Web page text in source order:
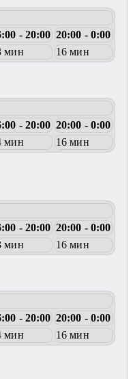
- 20:00 20:00 - 0:00
мин 16 мин
- 20:00 20:00 - 0:00
мин
16 мин
- 20:00 20:00 - 0:00
мин 16 мин
- 20:00 20:00 - 0:00
мин
16 мин